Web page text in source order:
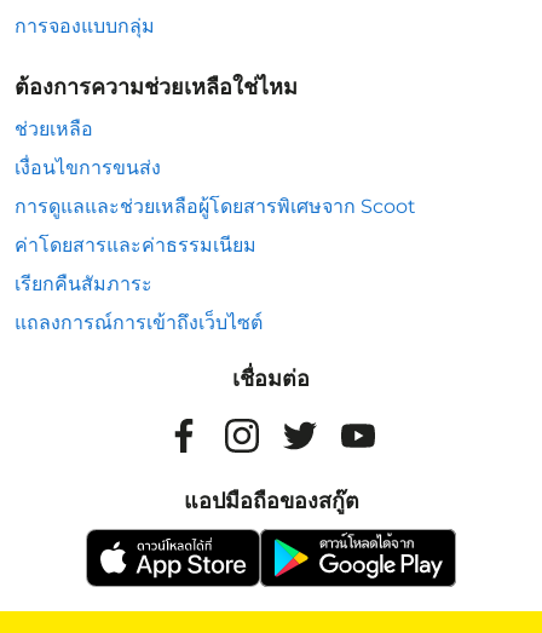
การจองแบบกลุ่ม
ต้องการความช่วยเหลือใช่ไหม
ช่วยเหลือ
เงื่อนไขการขนส่ง
การดูแลและช่วยเหลือผู้โดยสารพิเศษจาก Scoot
ค่าโดยสารและค่าธรรมเนียม
เรียกคืนสัมภาระ
แถลงการณ์การเข้าถึงเว็บไซต์
เชื่อมต่อ
แอปมือถือของสกู๊ต